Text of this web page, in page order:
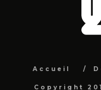
Accueil
Copyright